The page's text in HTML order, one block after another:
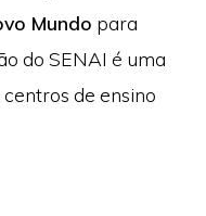
Mundo para
do SENAI é uma
de ensino